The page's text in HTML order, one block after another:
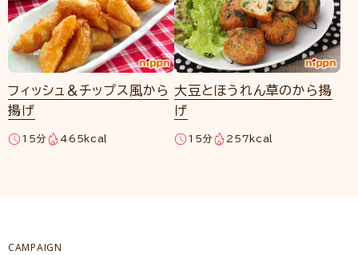
フィッシュ＆チップス風から
揚げ
15分 465kcal
大豆とほうれん草のから揚
げ
15分 257kcal
CAMPAIGN